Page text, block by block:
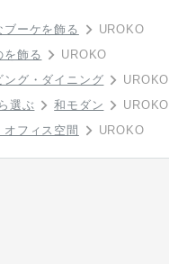
ブーケを飾る
UROKO
を飾る
UROKO
ング・ダイニング
UROKO
選ぶ 和モダン
UROKO
オフィス空間 UROKO